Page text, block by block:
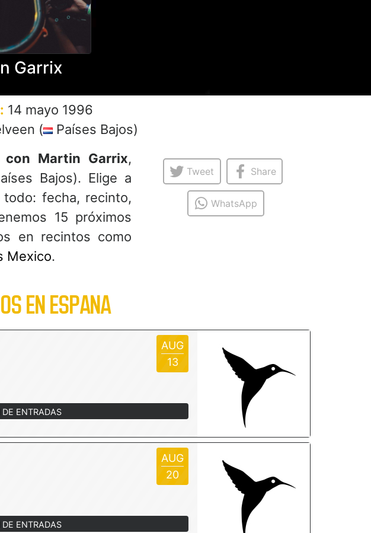
Garrix
14 mayo 1996
(
Países Bajos)
con Martin Garrix,
Bajos). Elige a
fecha, recinto,
15 próximos
en recintos como
Mexico.
Tweet Share
WhatsApp
EN ESPANA
AUG
13
ENTRADAS
AUG
20
ENTRADAS